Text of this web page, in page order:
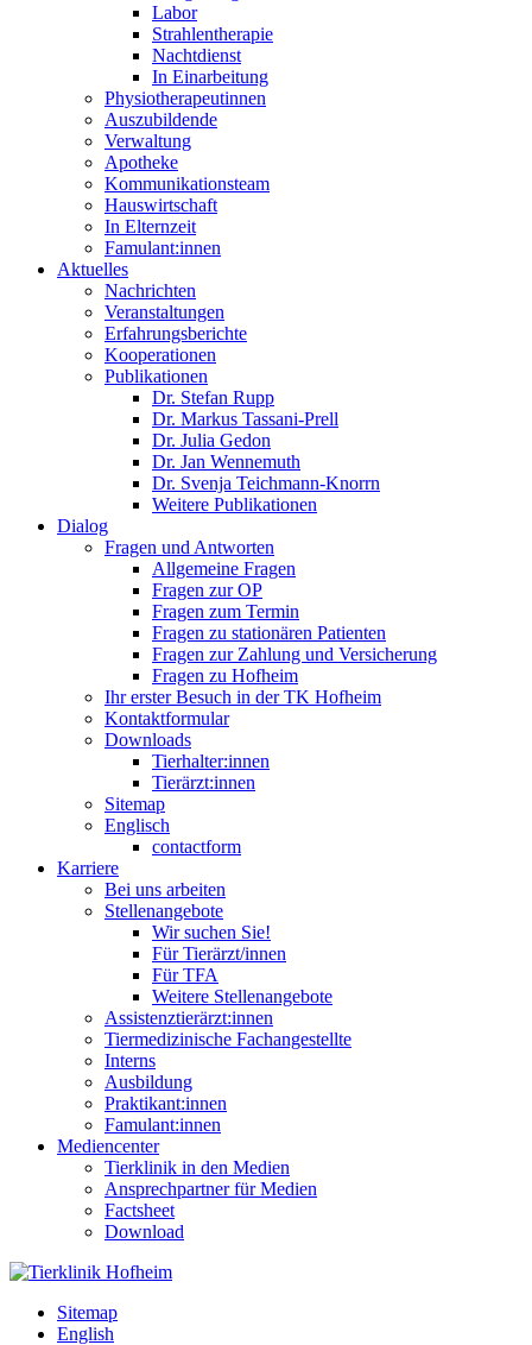
Labor
Strahlentherapie
Nachtdienst
In Einarbeitung
Physiotherapeutinnen
Auszubildende
Verwaltung
Apotheke
Kommunikationsteam
Hauswirtschaft
In Elternzeit
Famulant:innen
Aktuelles
Nachrichten
Veranstaltungen
Erfahrungsberichte
Kooperationen
Publikationen
Dr. Stefan Rupp
Dr. Markus Tassani-Prell
Dr. Julia Gedon
Dr. Jan Wennemuth
Dr. Svenja Teichmann-Knorrn
Weitere Publikationen
Dialog
Fragen und Antworten
Allgemeine Fragen
Fragen zur OP
Fragen zum Termin
Fragen zu stationären Patienten
Fragen zur Zahlung und Versicherung
Fragen zu Hofheim
Ihr erster Besuch in der TK Hofheim
Kontaktformular
Downloads
Tierhalter:innen
Tierärzt:innen
Sitemap
Englisch
contactform
Karriere
Bei uns arbeiten
Stellenangebote
Wir suchen Sie!
Für Tierärzt/innen
Für TFA
Weitere Stellenangebote
Assistenztierärzt:innen
Tiermedizinische Fachangestellte
Interns
Ausbildung
Praktikant:innen
Famulant:innen
Mediencenter
Tierklinik in den Medien
Ansprechpartner für Medien
Factsheet
Download
Sitemap
English